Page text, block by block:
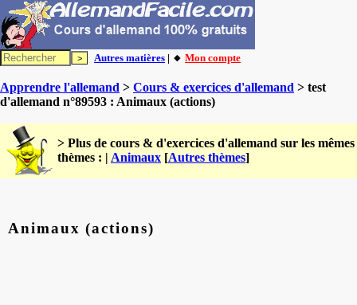
Autres matières | 🔸 Mon compte
Apprendre l'allemand > Cours & exercices d'allemand > test
d'allemand n°89593 : Animaux (actions)
> Plus de cours & d'exercices d'allemand sur les mêmes
thèmes : | Animaux [Autres thèmes]
Animaux (actions)